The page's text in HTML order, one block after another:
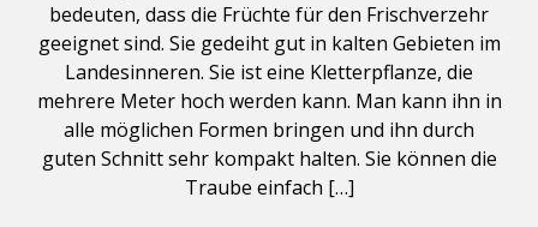
bedeuten, dass die Früchte für den Frischverzehr
geeignet sind. Sie gedeiht gut in kalten Gebieten im
Landesinneren. Sie ist eine Kletterpflanze, die
mehrere Meter hoch werden kann. Man kann ihn in
alle möglichen Formen bringen und ihn durch
guten Schnitt sehr kompakt halten. Sie können die
Traube einfach […]